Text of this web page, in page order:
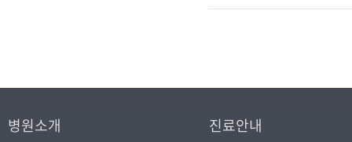
병원소개 진료안내